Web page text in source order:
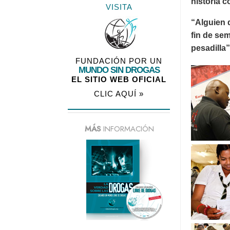
“Alguien
fin de
VISITA
FUNDACIÓN POR UN
MUNDO SIN DROGAS
EL SITIO WEB OFICIAL
CLIC AQUÍ »
MÁSINFORMACIÓN